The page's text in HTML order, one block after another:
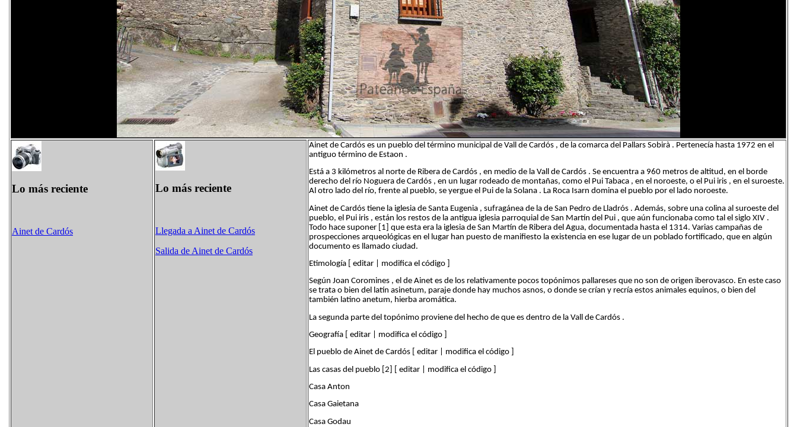
Lo más reciente
Ainet de Cardós
Lo más reciente
Llegada a Ainet de Cardós
Salida de Ainet de Cardós
Ainet de Cardós es un pueblo del término municipal de Vall de Cardós , de la comarca del Pallars Sobirà . Pertenecía hasta 1972 en el
antiguo término de Estaon .
Está a 3 kilómetros al norte de Ribera de Cardós , en medio de la Vall de Cardós . Se encuentra a 960 metros de altitud, en el borde
derecho del río Noguera de Cardós , en un lugar rodeado de montañas, como el Pui Tabaca , en el noroeste, o el Pui iris , en el suroeste.
Al otro lado del río, frente al pueblo, se yergue el Pui de la Solana . La Roca Isarn domina el pueblo por el lado noroeste.
Ainet de Cardós tiene la iglesia de Santa Eugenia , sufragánea de la de San Pedro de Lladrós . Además, sobre una colina al suroeste del
pueblo, el Pui iris , están los restos de la antigua iglesia parroquial de San Martín del Pui , que aún funcionaba como tal el siglo XIV .
Todo hace suponer [1] que esta era la iglesia de San Martín de Ribera del Agua, documentada hasta el 1314. Varias campañas de
prospecciones arqueológicas en el lugar han puesto de manifiesto la existencia en ese lugar de un poblado fortificado, que en algún
documento es llamado ciudad.
Etimología [ editar | modifica el código ]
Según Joan Coromines , el de Ainet es de los relativamente pocos topónimos pallareses que no son de origen iberovasco. En este caso
se trata o bien del latín asinetum, paraje donde hay muchos asnos, o donde se crían y recría estos animales equinos, o bien del
también latino anetum, hierba aromática.
La segunda parte del topónimo proviene del hecho de que es dentro de la Vall de Cardós .
Geografía [ editar | modifica el código ]
El pueblo de Ainet de Cardós [ editar | modifica el código ]
Las casas del pueblo [2] [ editar | modifica el código ]
Casa Anton
Casa Gaietana
Casa Godau